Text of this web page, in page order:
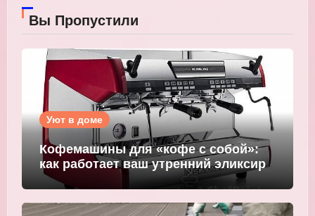
Вы Пропустили
Уют в доме
Кофемашины для «кофе с собой»:
как работает ваш утренний эликсир